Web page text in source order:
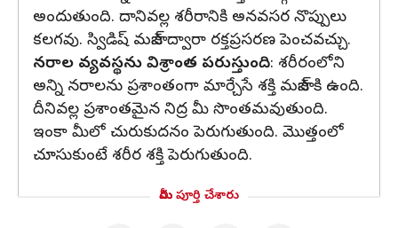
అందుతుంది. దానివల్ల శరీరానికి అనవసర నొప్పులు
కలగవు. స్విడిష్ మసాజ్ ద్వారా రక్తప్రసరణ పెంచవచ్చు.
నరాల వ్యవస్థను విశ్రాంత పరుస్తుంది: శరీరంలోని
అన్ని నరాలను ప్రశాంతంగా మార్చేసే శక్తి మసాజ్ కి ఉంది.
దీనివల్ల ప్రశాంతమైన నిద్ర మీ సొంతమవుతుంది.
ఇంకా మీలో చురుకుదనం పెరుగుతుంది. మొత్తంలో
చూసుకుంటే శరీర శక్తి పెరుగుతుంది.
మీరు పూర్తి చేశారు